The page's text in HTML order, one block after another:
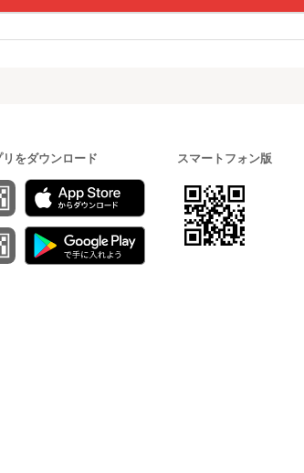
リをダウンロード スマートフォン版